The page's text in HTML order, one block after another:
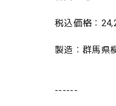
税込価格：
製造：群馬県
------